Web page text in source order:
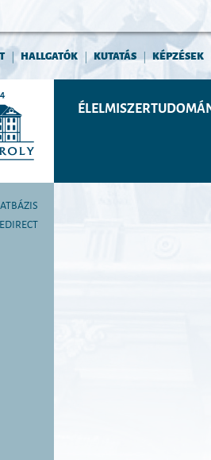
| HALLGATÓK | KUTATÁS | KÉPZÉSEK